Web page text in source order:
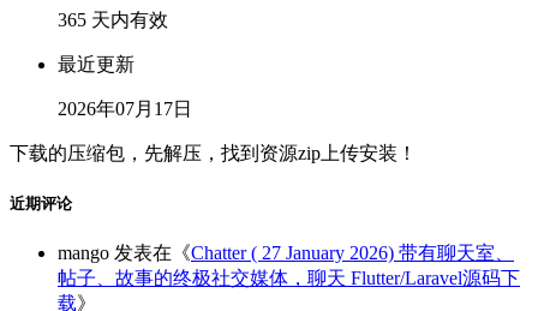
365 天内有效
最近更新
2026年07月17日
下载的压缩包，先解压，找到资源zip上传安装！
近期评论
mango 发表在《Chatter ( 27 January 2026) 带有聊天室、
帖子、故事的终极社交媒体，聊天 Flutter/Laravel源码下
载》